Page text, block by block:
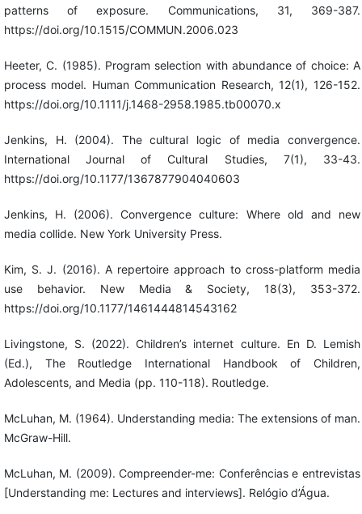
patterns of exposure. Communications, 31, 369-387.
https://doi.org/10.1515/COMMUN.2006.023
Heeter, C. (1985). Program selection with abundance of choice: A
process model. Human Communication Research, 12(1), 126-152.
https://doi.org/10.1111/j.1468-2958.1985.tb00070.x
Jenkins, H. (2004). The cultural logic of media convergence.
International Journal of Cultural Studies, 7(1), 33-43.
https://doi.org/10.1177/1367877904040603
Jenkins, H. (2006). Convergence culture: Where old and new
media collide. New York University Press.
Kim, S. J. (2016). A repertoire approach to cross-platform media
use behavior. New Media & Society, 18(3), 353-372.
https://doi.org/10.1177/1461444814543162
Livingstone, S. (2022). Children’s internet culture. En D. Lemish
(Ed.), The Routledge International Handbook of Children,
Adolescents, and Media (pp. 110-118). Routledge.
McLuhan, M. (1964). Understanding media: The extensions of man.
McGraw-Hill.
McLuhan, M. (2009). Compreender-me: Conferências e entrevistas
[Understanding me: Lectures and interviews]. Relógio d’Água.